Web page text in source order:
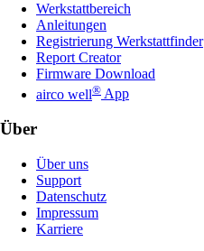
Werkstattbereich
Anleitungen
Registrierung Werkstattfinder
Report Creator
Firmware Download
airco well® App
Über
Über uns
Support
Datenschutz
Impressum
Karriere